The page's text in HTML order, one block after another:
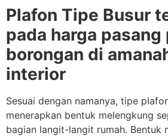
Plafon Tipe Busur
pada harga pasang
borongan di
interior
Sesuai dengan namanya, tipe
menerapkan bentuk melengkung
bagian langit-langit rumah. Bentuk